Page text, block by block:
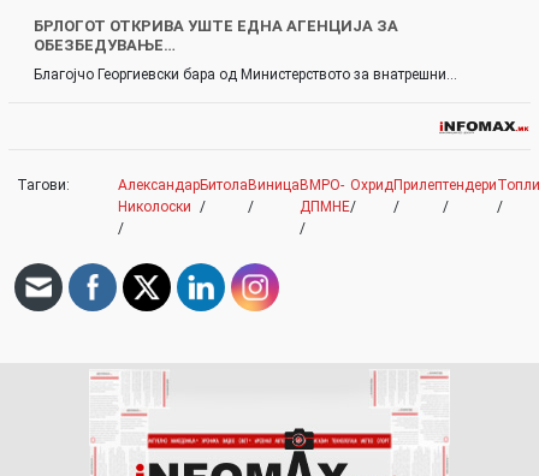
БРЛОГОТ ОТКРИВА УШТЕ ЕДНА АГЕНЦИЈА ЗА
ОБЕЗБЕДУВАЊЕ…
Благојчо Георгиевски бара од Министерството за внатрешни…
Тагови:
Александар
Николоски
/
Битола
/
Виница
/
ВМРО-
ДПМНЕ
/
Охрид
/
Прилеп
/
тендери
/
/